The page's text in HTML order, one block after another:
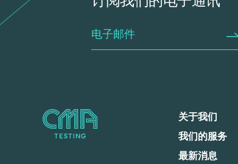
关于我们
我们的服务
最新消息